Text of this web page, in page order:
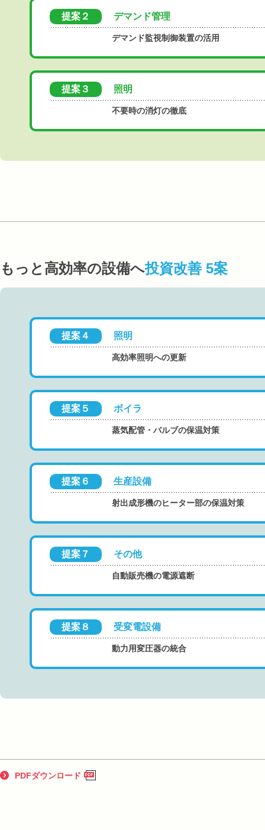
提案２ デマンド管理
デマンド監視制御装置の活用
提案３ 照明
不要時の消灯の徹底
もっと高効率の設備へ投資改善 5案
提案４ 照明
高効率照明への更新
提案５ ボイラ
蒸気配管・バルブの保温対策
提案６ 生産設備
射出成形機のヒーター部の保温対策
提案７ その他
自動販売機の電源遮断
提案８ 受変電設備
動力用変圧器の統合
PDFダウンロード